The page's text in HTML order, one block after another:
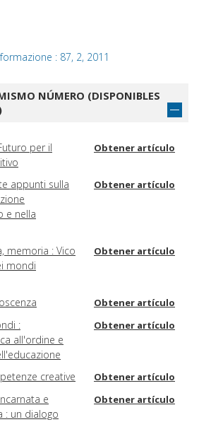
: 87, 2, 2011
NÚMERO (DISPONIBLES
per il
Obtener artículo
appunti sulla
e nella
Obtener artículo
memoria : Vico
mondi
Obtener artículo
Obtener artículo
:
all'ordine e
Obtener artículo
creative Obtener artículo
e
: un dialogo
Obtener artículo